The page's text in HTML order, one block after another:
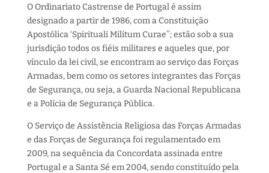
O Ordinariato Castrense de Portugal é assim
designado a partir de 1986, com a Constituição
Apostólica ‘Spirituali Militum Curae’’; estão sob a sua
jurisdição todos os fiéis militares e aqueles que, por
vínculo da lei civil, se encontram ao serviço das Forças
Armadas, bem como os setores integrantes das Forças
de Segurança, ou seja, a Guarda Nacional Republicana
e a Polícia de Segurança Pública.
O Serviço de Assistência Religiosa das Forças Armadas
e das Forças de Segurança foi regulamentado em
2009, na sequência da Concordata assinada entre
Portugal e a Santa Sé em 2004, sendo constituído pela